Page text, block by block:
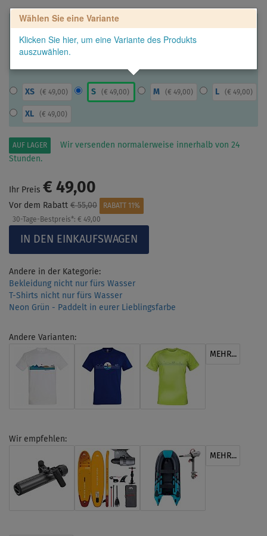
Wählen Sie eine Variante
Klicken Sie hier, um eine Variante des Produkts
auszuwählen.
XS ( € 49,00) S (€ 49,00) M ( € 49,00) L ( € 49,00)
XL ( € 49,00)
AUF LAGER
Wir versenden normalerweise innerhalb von 24
Stunden.
Ihr Preis € 49,00
Vor dem Rabatt € 55,00
RABATT 11%
30-Tage-Bestpreis*: € 49,00
Andere in der Kategorie:
Bekleidung nicht nur fürs Wasser
T-Shirts nicht nur fürs Wasser
Neon Grün - Paddelt in eurer Lieblingsfarbe
Andere Varianten:
MEHR...
Wir empfehlen:
MEHR...